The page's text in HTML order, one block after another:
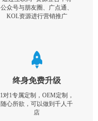
公众号与朋友圈、广点通、
KOL资源进行营销推广
终身免费升级
1对1专属定制，OEM定制，
随心所欲，可以做到千人千
店